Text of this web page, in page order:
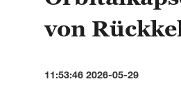
von
11:53:46 2026-05-29